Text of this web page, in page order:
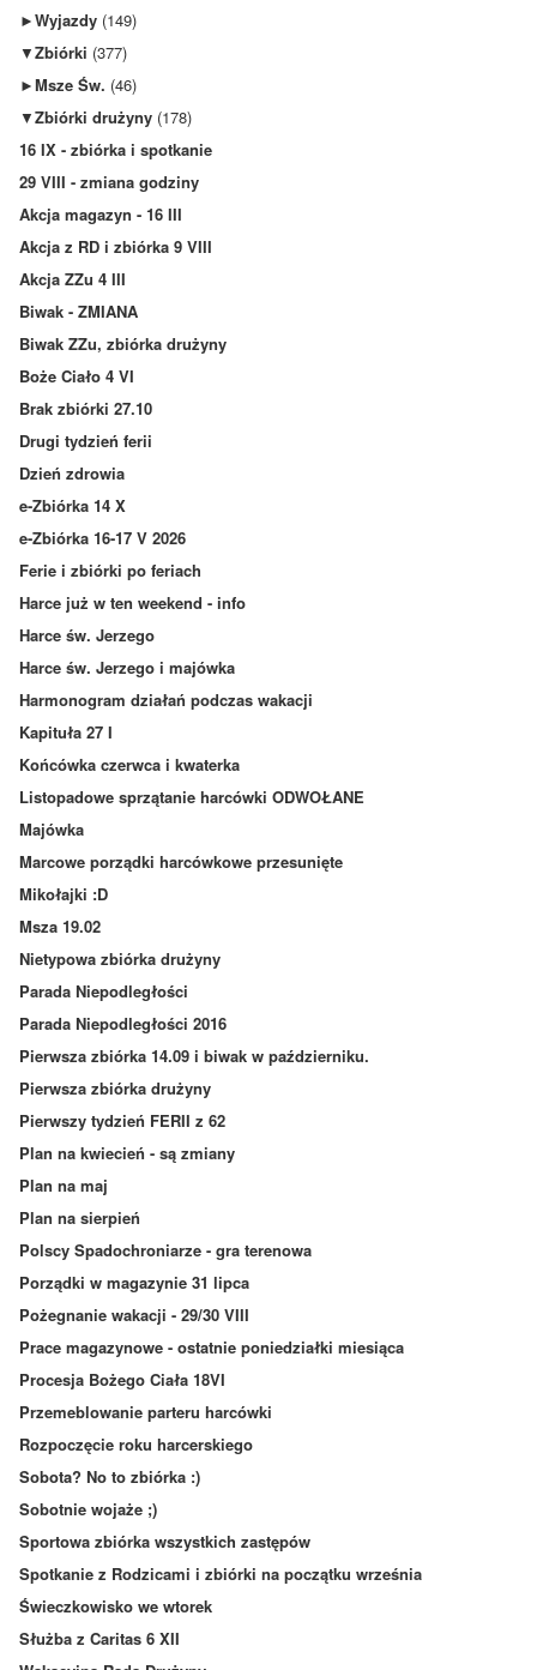
►Wyjazdy (149)
▼Zbiórki (377)
►Msze Św. (46)
▼Zbiórki drużyny (178)
16 IX - zbiórka i spotkanie
29 VIII - zmiana godziny
Akcja magazyn - 16 III
Akcja z RD i zbiórka 9 VIII
Akcja ZZu 4 III
Biwak - ZMIANA
Biwak ZZu, zbiórka drużyny
Boże Ciało 4 VI
Brak zbiórki 27.10
Drugi tydzień ferii
Dzień zdrowia
e-Zbiórka 14 X
e-Zbiórka 16-17 V 2026
Ferie i zbiórki po feriach
Harce już w ten weekend - info
Harce św. Jerzego
Harce św. Jerzego i majówka
Harmonogram działań podczas wakacji
Kapituła 27 I
Końcówka czerwca i kwaterka
Listopadowe sprzątanie harcówki ODWOŁANE
Majówka
Marcowe porządki harcówkowe przesunięte
Mikołajki :D
Msza 19.02
Nietypowa zbiórka drużyny
Parada Niepodległości
Parada Niepodległości 2016
Pierwsza zbiórka 14.09 i biwak w październiku.
Pierwsza zbiórka drużyny
Pierwszy tydzień FERII z 62
Plan na kwiecień - są zmiany
Plan na maj
Plan na sierpień
Polscy Spadochroniarze - gra terenowa
Porządki w magazynie 31 lipca
Pożegnanie wakacji - 29/30 VIII
Prace magazynowe - ostatnie poniedziałki miesiąca
Procesja Bożego Ciała 18VI
Przemeblowanie parteru harcówki
Rozpoczęcie roku harcerskiego
Sobota? No to zbiórka :)
Sobotnie wojaże ;)
Sportowa zbiórka wszystkich zastępów
Spotkanie z Rodzicami i zbiórki na początku września
Świeczkowisko we wtorek
Służba z Caritas 6 XII